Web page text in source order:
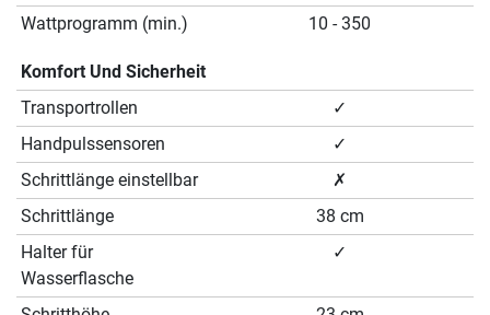
Wattprogramm (min.)
10 - 350
Komfort Und Sicherheit
Transportrollen
✓
Handpulssensoren
✓
Schrittlänge einstellbar
✗
Schrittlänge
38 cm
Halter für
Wasserflasche
✓